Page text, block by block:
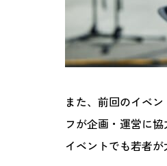
また、前回のイベ
フが企画・運営に
イベントでも若者